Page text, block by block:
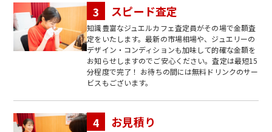
スピード査定
知識豊富なジュエルカフェ査定員がその場で金額査
定をいたします。最新の市場相場や、ジュエリーの
デザイン・コンディションも加味して的確な金額を
お知らせしますのでご安心ください。査定は最短15
分程度で完了！ お待ちの間には無料ドリンクのサー
ビスもございます。
お見積り